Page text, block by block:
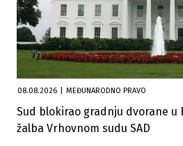
08.08.2026 MEĐUNARODNO PRAVO
Sud blokirao gradnju dvorane u
žalba Vrhovnom sudu SAD